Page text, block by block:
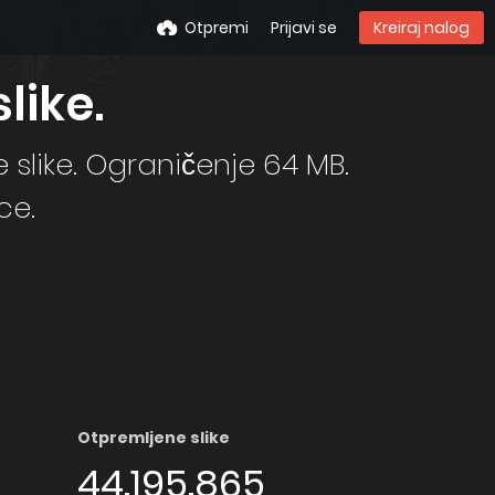
Otpremi Prijavi se Kreiraj nalog
Ograničenje 64 MB.
Otpremljene slike
44.195.865